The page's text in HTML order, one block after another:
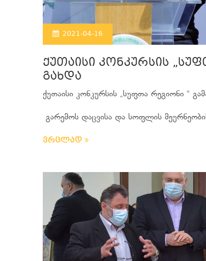
2021-04-16
ქუთაისი კონკურსის
გახდა
ქუთაისი კონკურსის „სუფთა რეგიონი “
გარემოს დაცვისა და სოფლის
ვრცლად